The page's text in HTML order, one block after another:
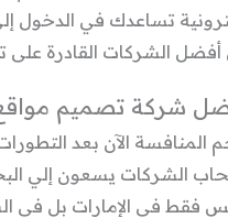
تساعدك في الدخول
الشركات القادرة على
شركة تصميم مواقع
المنافسة الآن بعد
الشركات يسعون إلي
فقط في الإمارات بل في